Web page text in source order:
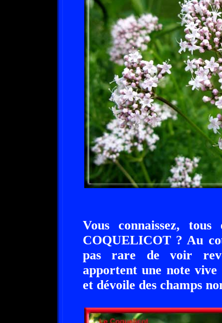
Vous connaissez,
COQUELICOT ? Au
pas rare de voir
apportent une note vive
et dévoile des champs